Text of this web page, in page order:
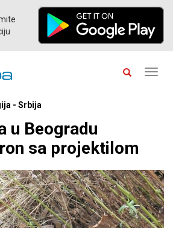
- Srbija
u Beogradu
sa projektilom